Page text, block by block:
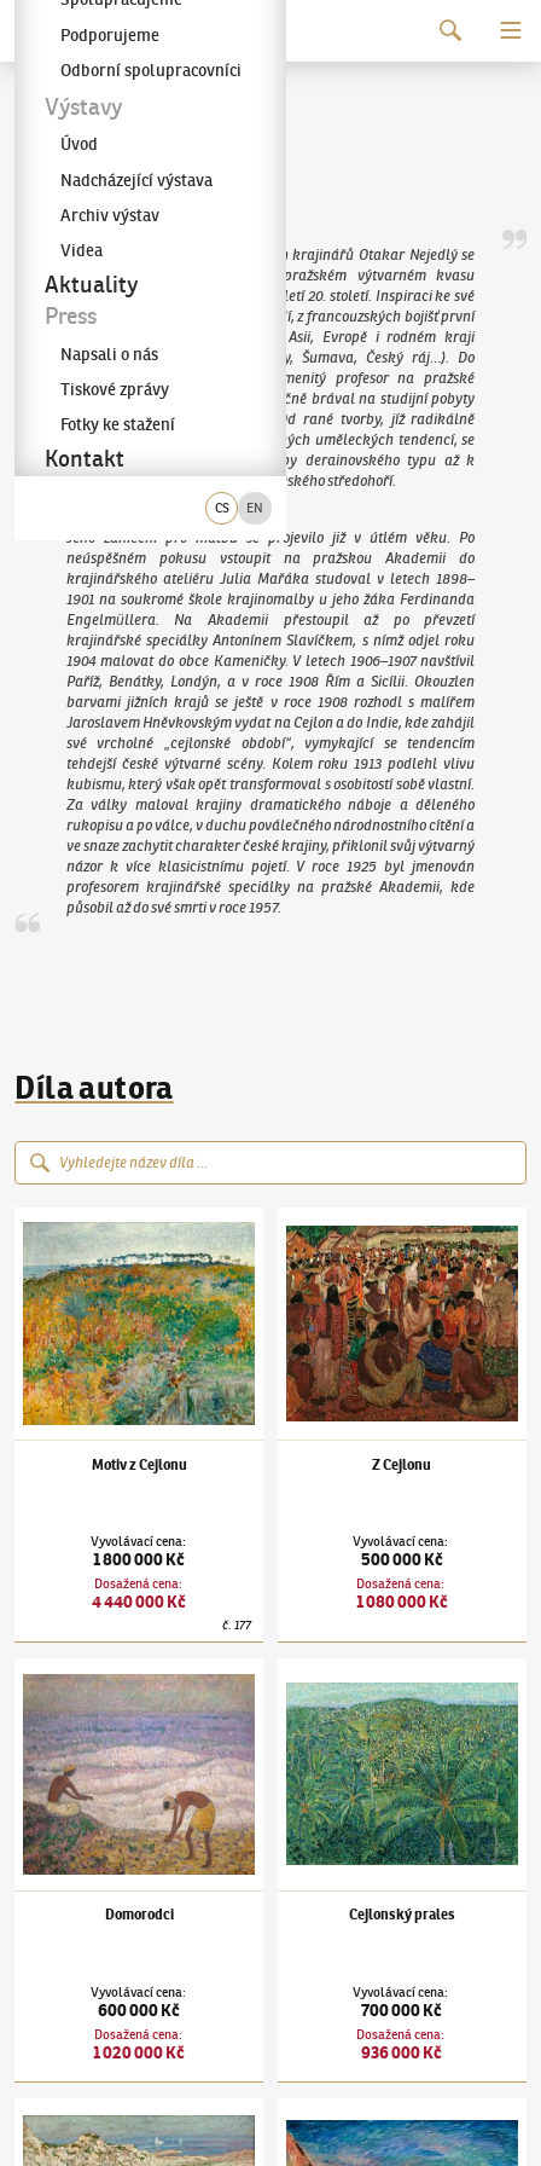
Galerie KODL
CS EN
Podporujeme
Odborní spolupracovníci
Výstavy
Úvod
Nadcházející výstava
Archiv výstav
Videa
Aktuality
Press
Napsali o nás
Tiskové zprávy
Fotky ke stažení
Kontakt
Otakar Nejedlý
(1883–1957)
Jeden z nejvýznamnějších českých krajinářů Otakar Nejedlý se
významnou měrou podílel na pražském výtvarném kvasu
přelomu prvního a druhého desetiletí 20. století. Inspiraci ke své
tvorbě čerpal ze vzpomínek z mládí, z francouzských bojišť první
světové války a z cest po jižní Asii, Evropě i rodném kraji
(Podřipsko, Mělnicko, jižní Čechy, Šumava, Český ráj…). Do
paměti se zapsal též jako znamenitý profesor na pražské
Akademii, který své žáky každoročně brával na studijní pobyty
do Francie, Itálie či Dalmácie. Od rané tvorby, jíž radikálně
vybočoval z hlavního proudu českých uměleckých tendencí, se
vydal přes brilantní krajinomalby derainovského typu až k
monumentalizujícím apoteózám Českého středohoří.
Jeho zanícení pro malbu se projevilo již v útlém věku. Po
neúspěšném pokusu vstoupit na pražskou Akademii do
krajinářského ateliéru Julia Mařáka studoval v letech 1898–
1901 na soukromé škole krajinomalby u jeho žáka Ferdinanda
Engelmüllera. Na Akademii přestoupil až po převzetí
krajinářské speciálky Antonínem Slavíčkem, s nímž odjel roku
1904 malovat do obce Kameničky. V letech 1906–1907 navštívil
Paříž, Benátky, Londýn, a v roce 1908 Řím a Sicílii. Okouzlen
barvami jižních krajů se ještě v roce 1908 rozhodl s malířem
Jaroslavem Hněvkovským vydat na Cejlon a do Indie, kde zahájil
své vrcholné „cejlonské období“, vymykající se tendencím
tehdejší české výtvarné scény. Kolem roku 1913 podlehl vlivu
kubismu, který však opět transformoval s osobitostí sobě vlastní.
Za války maloval krajiny dramatického náboje a děleného
rukopisu a po válce, v duchu poválečného národnostního cítění a
ve snaze zachytit charakter české krajiny, přiklonil svůj výtvarný
názor k více klasicistnímu pojetí. V roce 1925 byl jmenován
profesorem krajinářské speciálky na pražské Akademii, kde
působil až do své smrti v roce 1957.
Díla autora
Otakar Nejedlý(1883–1957)Motiv z Cejlonu
Motiv z Cejlonu
Vyvolávací cena:
1 800 000 Kč
Dosažená cena:
4 440 000 Kč
č.177
Z Cejlonu
Vyvolávací cena:
500 000 Kč
Dosažená cena:
1 080 000 Kč
Otakar Nejedlý(1883–1957)Domorodci
Domorodci
Vyvolávací cena:
600 000 Kč
Dosažená cena:
1 020 000 Kč
Cejlonský prales
Vyvolávací cena:
700 000 Kč
Dosažená cena:
936 000 Kč